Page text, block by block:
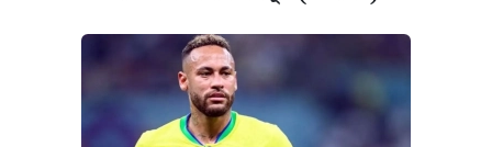
কবে হবে মেডিকেল ভর্তি পরীক্ষা, জানা গেল যা
পাঁচ দপ্তরে নতুন সচিব নিয়োগ দিল সরকার